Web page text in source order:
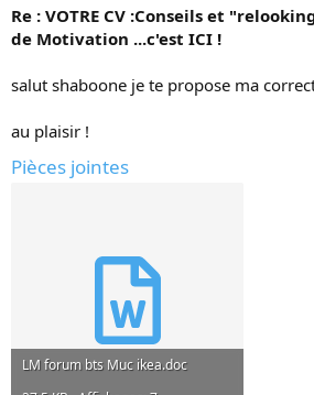
Re : VOTRE CV :Conseils et
de Motivation ...c'est ICI !
salut shaboone je te propose ma
au plaisir !
Pièces jointes
LM forum bts Muc ikea.doc